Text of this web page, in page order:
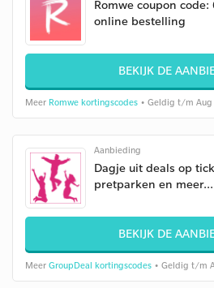
Romwe coupon
online bestelling
BEKIJK DE
Meer Romwe kortingscodes • Geldig t/m Aug
Aanbieding
Dagje uit deals op
pretparken en meer...
BEKIJK DE
Meer GroupDeal kortingscodes • Geldig t/m